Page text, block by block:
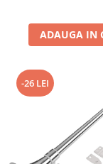
ADAUGA IN
-26 LEI